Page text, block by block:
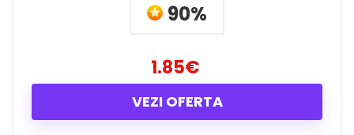
90%
1.85€
VEZI OFERTA